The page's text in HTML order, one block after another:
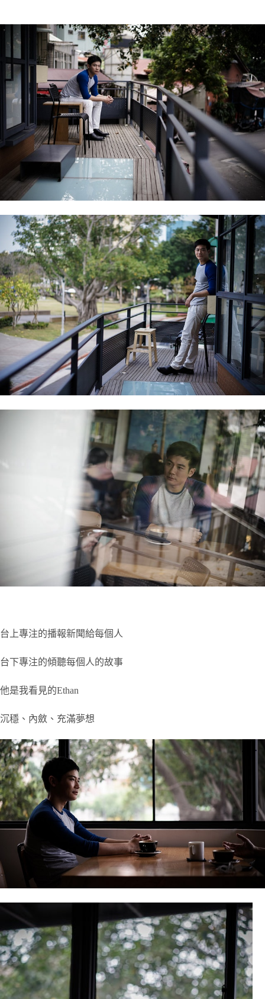
台上專注的播報新聞給每個人
台下專注的傾聽每個人的故事
他是我看見的Ethan
沉穩、內斂、充滿夢想